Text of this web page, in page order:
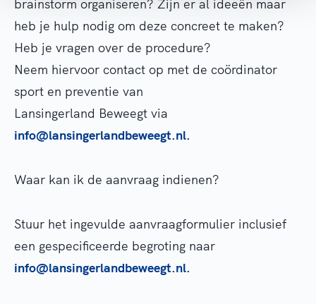
brainstorm organiseren? Zijn er al ideeën maar
heb je hulp nodig om deze concreet te maken?
Heb je vragen over de procedure?
Neem hiervoor contact op met de coördinator
sport en preventie van
Lansingerland Beweegt via
info@lansingerlandbeweegt.nl.
Waar kan ik de aanvraag indienen?
Stuur het ingevulde aanvraagformulier inclusief
een gespecificeerde begroting naar
info@lansingerlandbeweegt.nl.